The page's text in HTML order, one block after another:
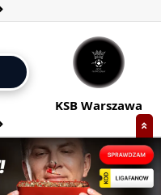
KSB Warszawa